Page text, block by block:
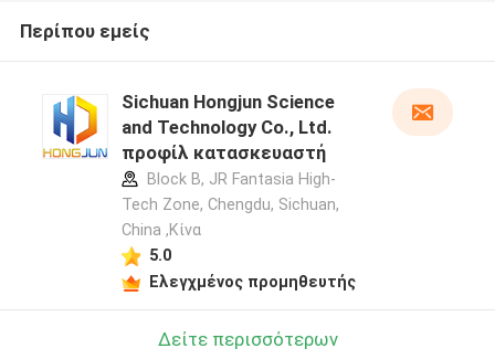
Περίπου εμείς
Sichuan Hongjun Science
and Technology Co., Ltd.
προφίλ κατασκευαστή
Block B, JR Fantasia High-
Tech Zone, Chengdu, Sichuan,
China ,Κίνα
5.0
Ελεγχμένος προμηθευτής
Δείτε περισσότερων